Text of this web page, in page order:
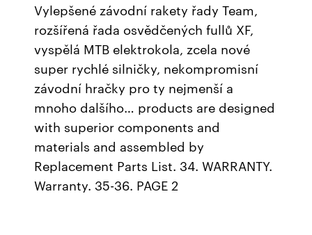
Vylepšené závodní rakety řady Team,
rozšířená řada osvědčených fullů XF,
vyspělá MTB elektrokola, zcela nové
super rychlé silničky, nekompromisní
závodní hračky pro ty nejmenší a
mnoho dalšího… products are designed
with superior components and
materials and assembled by
Replacement Parts List. 34. WARRANTY.
Warranty. 35-36. PAGE 2